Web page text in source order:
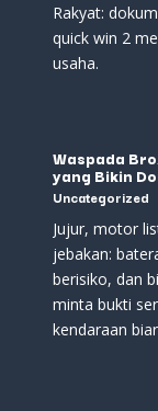
Rakyat:
quick win 2
usaha.
Waspada
yang Bikin
Uncategorized
Jujur, motor
jebakan:
berisiko, dan
minta bukti
kendaraan